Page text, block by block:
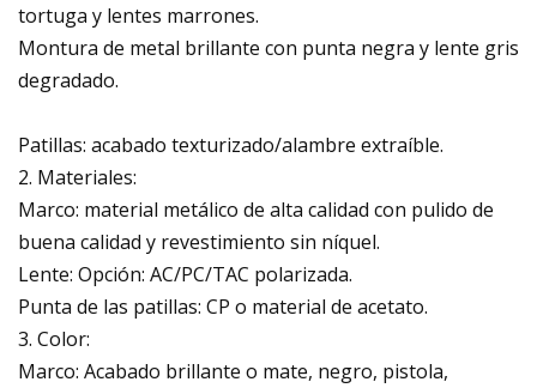
tortuga y lentes marrones.
Montura de metal brillante con punta negra y lente gris
degradado.
Patillas: acabado texturizado/alambre extraíble.
2. Materiales:
Marco: material metálico de alta calidad con pulido de
buena calidad y revestimiento sin níquel.
Lente: Opción: AC/PC/TAC polarizada.
Punta de las patillas: CP o material de acetato.
3. Color:
Marco: Acabado brillante o mate, negro, pistola,